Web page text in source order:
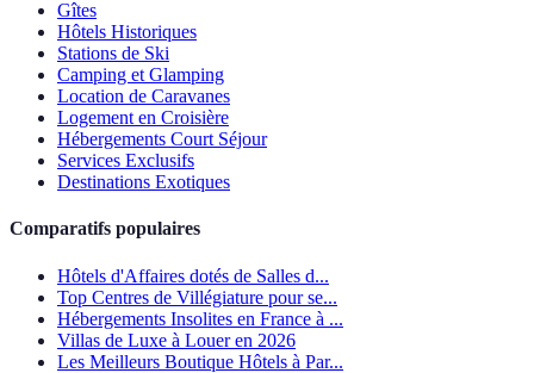
Gîtes
Hôtels Historiques
Stations de Ski
Camping et Glamping
Location de Caravanes
Logement en Croisière
Hébergements Court Séjour
Services Exclusifs
Destinations Exotiques
Comparatifs populaires
Hôtels d'Affaires dotés de Salles d...
Top Centres de Villégiature pour se...
Hébergements Insolites en France à ...
Villas de Luxe à Louer en 2026
Les Meilleurs Boutique Hôtels à Par...